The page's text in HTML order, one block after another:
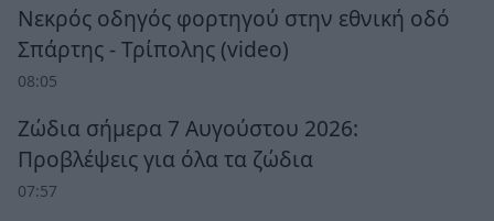
Νεκρός οδηγός φορτηγού στην εθνική οδό
Σπάρτης - Τρίπολης (video)
08:05
Ζώδια σήμερα 7 Αυγούστου 2026:
Προβλέψεις για όλα τα ζώδια
07:57